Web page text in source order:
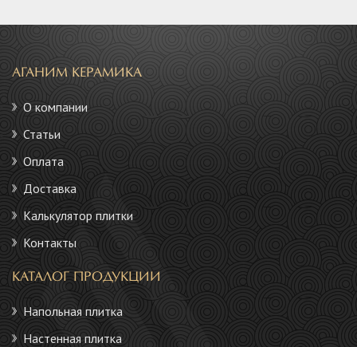
АГАНИМ КЕРАМИКА
О компании
Статьи
Оплата
Доставка
Калькулятор плитки
Контакты
КАТАЛОГ ПРОДУКЦИИ
Напольная плитка
Настенная плитка